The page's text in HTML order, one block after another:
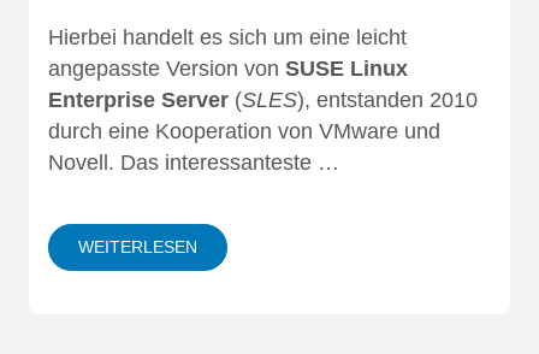
Hierbei handelt es sich um eine leicht
angepasste Version von SUSE Linux
Enterprise Server (SLES), entstanden 2010
durch eine Kooperation von VMware und
Novell. Das interessanteste …
WEITERLESEN